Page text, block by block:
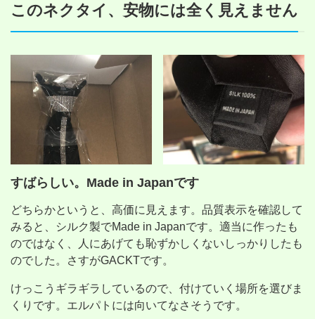
このネクタイ、安物には全く見えません
すばらしい。Made in Japanです
どちらかというと、高価に見えます。品質表示を確認して
みると、シルク製でMade in Japanです。適当に作ったも
のではなく、人にあげても恥ずかしくないしっかりしたも
のでした。さすがGACKTです。
けっこうギラギラしているので、付けていく場所を選びま
くりです。エルパトには向いてなさそうです。